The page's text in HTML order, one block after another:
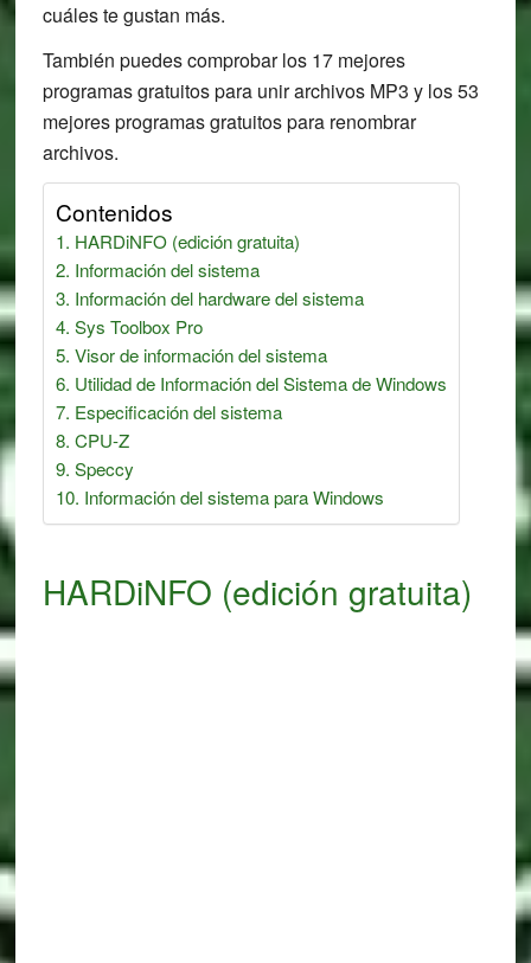
cuáles te gustan más.
También puedes comprobar los 17 mejores
programas gratuitos para unir archivos MP3 y los 53
mejores programas gratuitos para renombrar
archivos.
Contenidos
HARDiNFO (edición gratuita)
Información del sistema
Información del hardware del sistema
Sys Toolbox Pro
Visor de información del sistema
Utilidad de Información del Sistema de Windows
Especificación del sistema
CPU-Z
Speccy
Información del sistema para Windows
HARDiNFO (edición gratuita)